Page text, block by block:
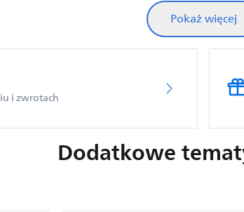
Pokaż więcej
i zwrotach
Dodatkowe